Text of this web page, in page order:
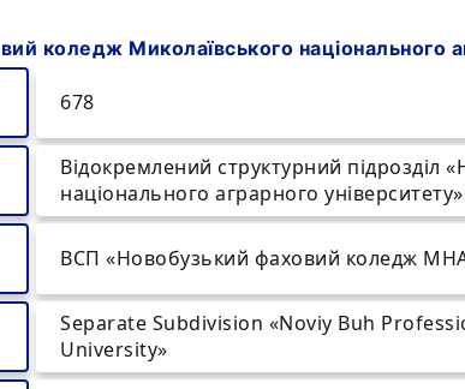
коледж Миколаївського національного
678
Відокремлений структурний
національного аграрного університету»
ВСП «Новобузький фаховий коледж
Separate Subdivision «Noviy Buh
University»